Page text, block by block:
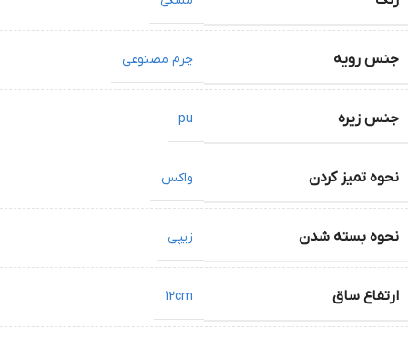
جنس رویه چرم مصنوعی
جنس زیره pu
نحوه تمیز کردن واکس
نحوه بسته شدن زیپی
ارتفاع ساق 12cm